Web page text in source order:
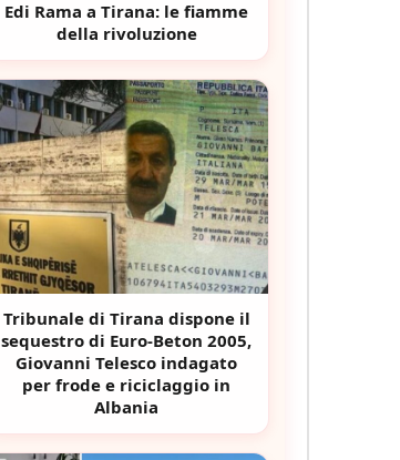
Edi Rama a Tirana: le fiamme
della rivoluzione
Tribunale di Tirana dispone il
sequestro di Euro-Beton 2005,
Giovanni Telesco indagato
per frode e riciclaggio in
Albania